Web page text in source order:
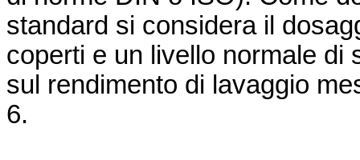
standard si considera il
coperti e un livello normale di
sul rendimento di lavaggio
6.